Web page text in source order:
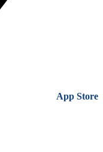
App Store